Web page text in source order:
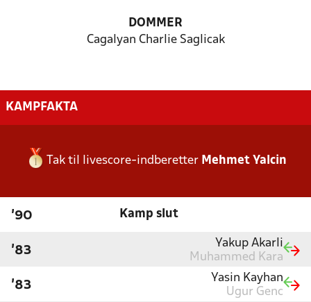
DOMMER
Cagalyan Charlie Saglicak
KAMPFAKTA
Tak til livescore-indberetter Mehmet Yalcin
'90 Kamp slut
'83
Yakup Akarli
Muhammed Kara
'83
Yasin Kayhan
Ugur Genc